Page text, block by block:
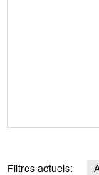
Filtres actuels: